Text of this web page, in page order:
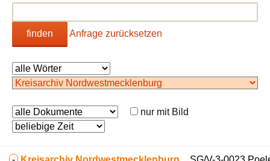
finden Anfrage zurücksetzen
nur mit Bild